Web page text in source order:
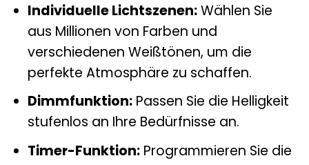
Individuelle Lichtszenen:Wählen Sie
aus Millionen von Farben und
verschiedenen Weißtönen, um die
perfekte Atmosphäre zu schaffen.
Dimmfunktion:Passen Sie die Helligkeit
stufenlos an Ihre Bedürfnisse an.
Timer-Funktion:Programmieren Sie die